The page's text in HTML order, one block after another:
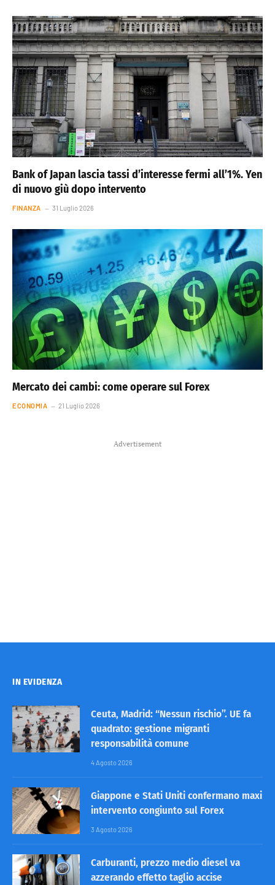
Bank of Japan lascia tassi d’interesse fermi all’1%. Yen
di nuovo giù dopo intervento
FINANZA 31 Luglio 2026
Mercato dei cambi: come operare sul Forex
ECONOMIA 21 Luglio 2026
Advertisement
IN EVIDENZA
Ceuta, Madrid: “Nessun rischio”. UE fa
quadrato: gestione migranti
responsabilità comune
4 Agosto 2026
Giappone e Stati Uniti confermano maxi
intervento congiunto sul Forex
3 Agosto 2026
Carburanti, prezzo medio diesel va
azzerando effetto taglio accise